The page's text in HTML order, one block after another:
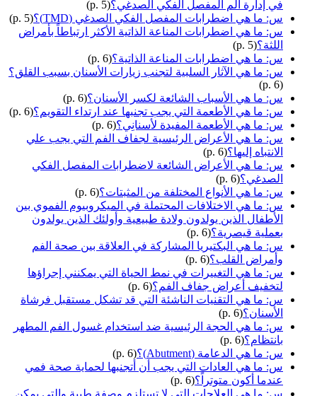
في إدارة ألم المفصل الفكي الصدغي؟(p. 5)
س: ما هي اضطرابات المفصل الفكي الصدغي (TMD)؟
(p. 5)
س: ما هي اضطرابات المناعة الذاتية الأكثر ارتباطاً بأمراض
اللثة؟(p. 5)
س: ما هي اضطرابات المناعة الذاتية؟(p. 6)
س: ما هي الآثار السلبية لتجنب زيارات الأسنان بسبب القلق؟
(p. 6)
س: ما هي الأسباب الشائعة لكسر الأسنان؟(p. 6)
س: ما هي الأطعمة التي يجب تجنبها عند ارتداء التقويم؟(p. 6)
س: ما هي الأطعمة المفيدة لأسنانِي؟(p. 6)
س: ما هي الأعراض الرئيسية لجفاف الفم التي يجب علي
الانتباه إليها؟(p. 6)
س: ما هي الأعراض الشائعة لاضطرابات المفصل الفكي
الصدغي؟(p. 6)
س: ما هي الأنواع المختلفة من المثبتات؟(p. 6)
س: ما هي الاختلافات المحتملة في الميكروبيوم الفموي بين
الأطفال الذين يولدون ولادة طبيعية وأولئك الذين يولدون
بعملية قيصرية؟(p. 6)
س: ما هي البكتيريا المشاركة في العلاقة بين صحة الفم
وأمراض القلب؟(p. 6)
س: ما هي التغييرات في نمط الحياة التي يمكنني إجراؤها
لتخفيف أعراض جفاف الفم؟(p. 6)
س: ما هي التقنيات الناشئة التي قد تشكل مستقبل فرشاة
الأسنان؟(p. 6)
س: ما هي الحجة الرئيسية ضد استخدام غسول الفم المطهر
بانتظام؟(p. 6)
س: ما هي الدعامة (Abutment)؟
(p. 6)
س: ما هي العادات التي يجب أن أتجنبها لحماية صحة فمي
عندما أكون متوتراً؟(p. 6)